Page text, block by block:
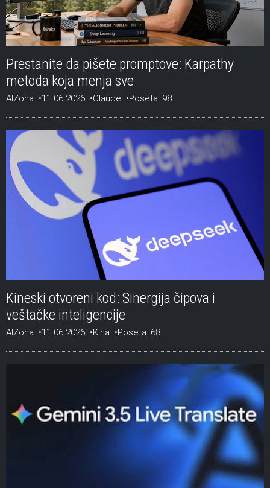
Prestanite da pišete promptove: Karpathy
metoda koja menja sve
AIZona 11.06.2026 Claude Poseta: 98
Kineski otvoreni kod: Sinergija čipova i
veštačke inteligencije
AIZona 11.06.2026 Kina Poseta: 68